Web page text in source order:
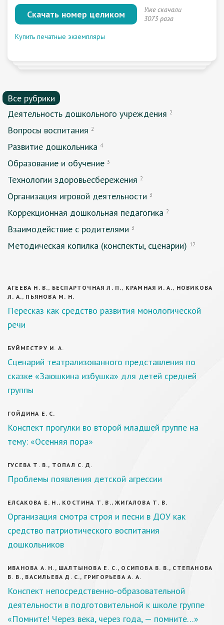
Скачать номер целиком
Уже скачали
3073 раза
Купить печатные экземпляры
Все рубрики
Деятельность дошкольного учреждения 2
Вопросы воспитания 2
Развитие дошкольника 4
Образование и обучение 3
Технологии здоровьесбережения 2
Организация игровой деятельности 3
Коррекционная дошкольная педагогика 2
Взаимодействие с родителями 3
Методическая копилка (конспекты, сценарии) 12
АГЕЕВА Н. В., БЕСПАРТОЧНАЯ Л. П., КРАМНАЯ И. А., НОВИКОВА
Л. А., ПЬЯНОВА М. Н.
Пересказ как средство развития монологической
речи
БУЙМЕСТРУ И. А.
Сценарий театрализованного представления по
сказке «Заюшкина избушка» для детей средней
группы
ГОЙДИНА Е. С.
Конспект прогулки во второй младшей группе на
тему: «Осенняя пора»
ГУСЕВА Т. В., ТОПАЛ С. Д.
Проблемы появления детской агрессии
ЕЛСАКОВА Е. Н., КОСТИНА Т. В., ЖИГАЛОВА Т. В.
Организация смотра строя и песни в ДОУ как
средство патриотического воспитания
дошкольников
ИВАНОВА А. Н., ШАЛТЫНОВА Е. С., ОСИПОВА В. В., СТЕПАНОВА
В. В., ВАСИЛЬЕВА Д. С., ГРИГОРЬЕВА А. А.
Конспект непосредственно-образовательной
деятельности в подготовительной к школе группе
«Помните! Через века, через года, — помните…»